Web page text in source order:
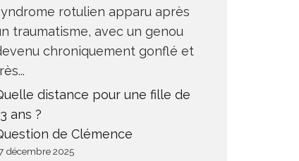
rotulien apparu après
traumatisme, avec un genou
chroniquement gonflé et
distance pour une fille de
ans ?
de Clémence
décembre 2025